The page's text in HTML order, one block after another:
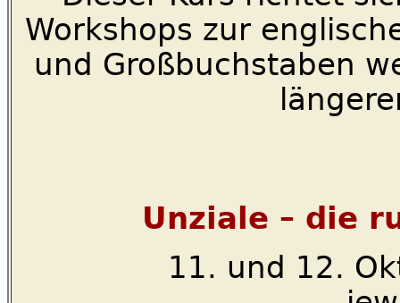
Workshops zur
und Großbuchstaben
Unziale – die
11. und 12.